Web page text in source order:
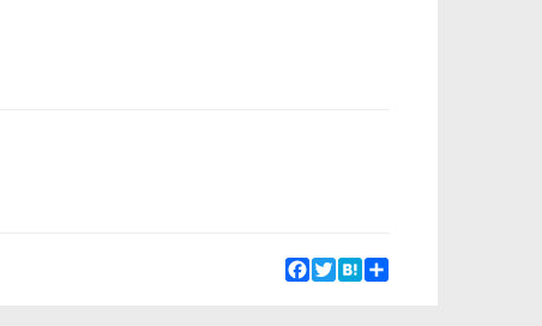
Facebook
Twitter
Hatena